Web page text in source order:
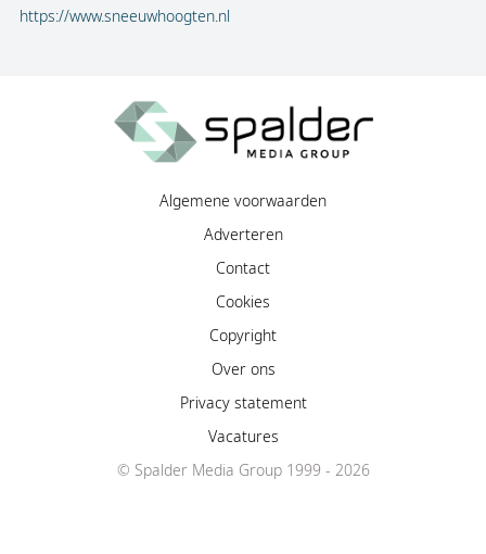
https://www.sneeuwhoogten.nl
Algemene voorwaarden
Adverteren
Contact
Cookies
Copyright
Over ons
Privacy statement
Vacatures
© Spalder Media Group 1999 - 2026